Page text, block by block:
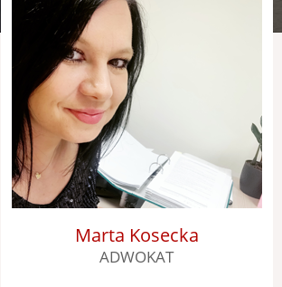
Marta Kosecka
ADWOKAT